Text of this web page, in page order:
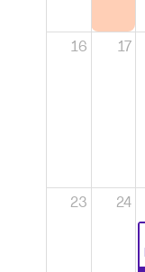
16 17
23 24